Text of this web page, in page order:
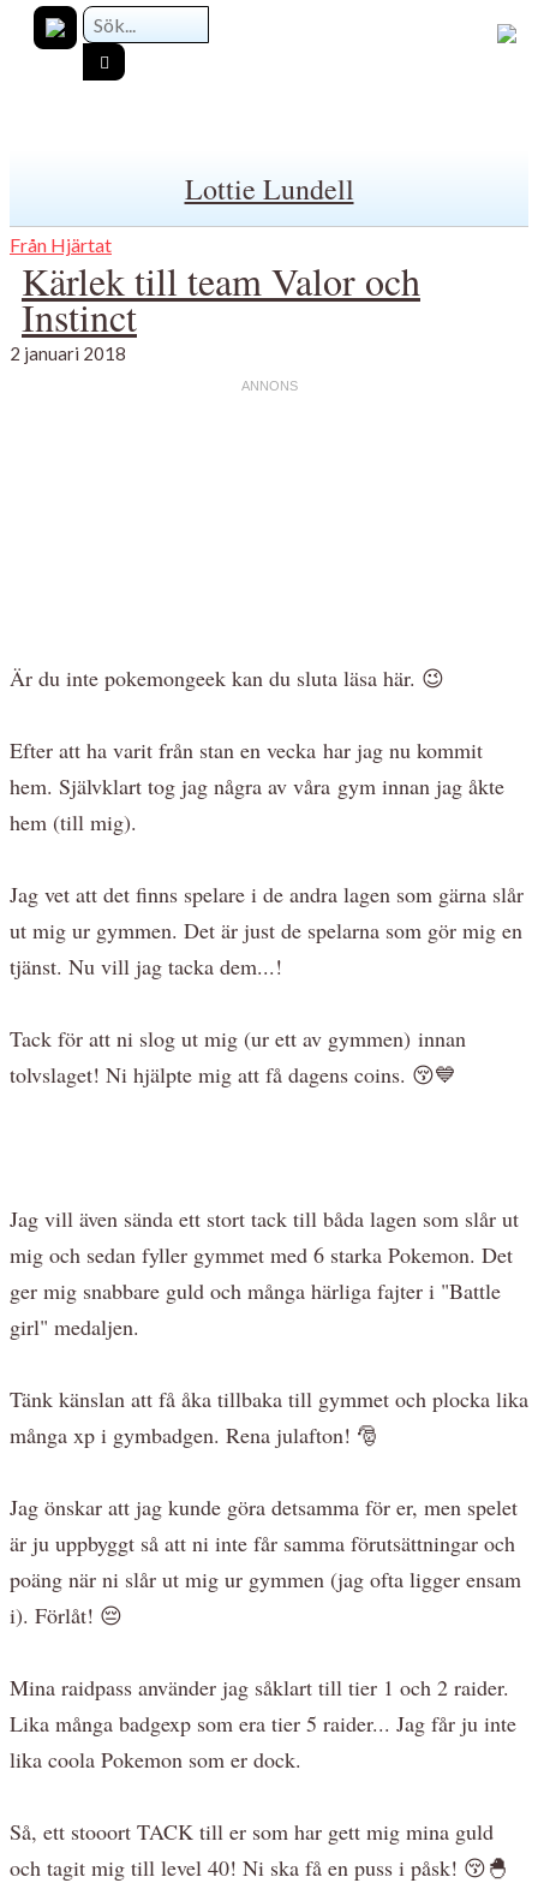
Lottie Lundell
Från Hjärtat
Kärlek till team Valor och
Instinct
2 januari 2018
Är du inte pokemongeek kan du sluta läsa här. 😉
Efter att ha varit från stan en vecka har jag nu kommit
hem. Självklart tog jag några av våra gym innan jag åkte
hem (till mig).
Jag vet att det finns spelare i de andra lagen som gärna slår
ut mig ur gymmen. Det är just de spelarna som gör mig en
tjänst. Nu vill jag tacka dem...!
Tack för att ni slog ut mig (ur ett av gymmen) innan
tolvslaget! Ni hjälpte mig att få dagens coins. 😚💙
Jag vill även sända ett stort tack till båda lagen som slår ut
mig och sedan fyller gymmet med 6 starka Pokemon. Det
ger mig snabbare guld och många härliga fajter i "Battle
girl" medaljen.
Tänk känslan att få åka tillbaka till gymmet och plocka lika
många xp i gymbadgen. Rena julafton! 🎅
Jag önskar att jag kunde göra detsamma för er, men spelet
är ju uppbyggt så att ni inte får samma förutsättningar och
poäng när ni slår ut mig ur gymmen (jag ofta ligger ensam
i). Förlåt! 😔
Mina raidpass använder jag såklart till tier 1 och 2 raider.
Lika många badgexp som era tier 5 raider... Jag får ju inte
lika coola Pokemon som er dock.
Så, ett stooort TACK till er som har gett mig mina guld
och tagit mig till level 40! Ni ska få en puss i påsk! 😚🐣